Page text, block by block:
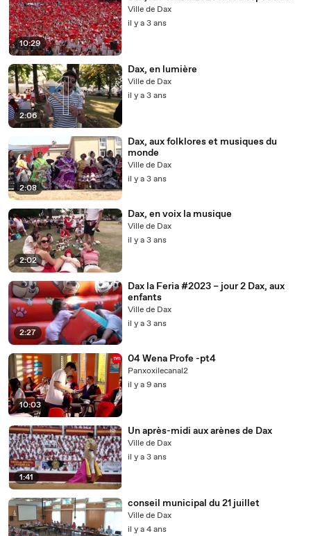
10:29
Ville de Dax
il y a 3 ans
2:06
Dax, en lumière
Ville de Dax
il y a 3 ans
2:08
Dax, aux folklores et musiques du
monde
Ville de Dax
il y a 3 ans
2:02
Dax, en voix la musique
Ville de Dax
il y a 3 ans
2:27
Dax la Feria #2023 – jour 2 Dax, aux
enfants
Ville de Dax
il y a 3 ans
10:03
04 Wena Profe -pt4
Panxoxilecanal2
il y a 9 ans
1:41
Un après-midi aux arènes de Dax
Ville de Dax
il y a 3 ans
conseil municipal du 21 juillet
Ville de Dax
il y a 4 ans